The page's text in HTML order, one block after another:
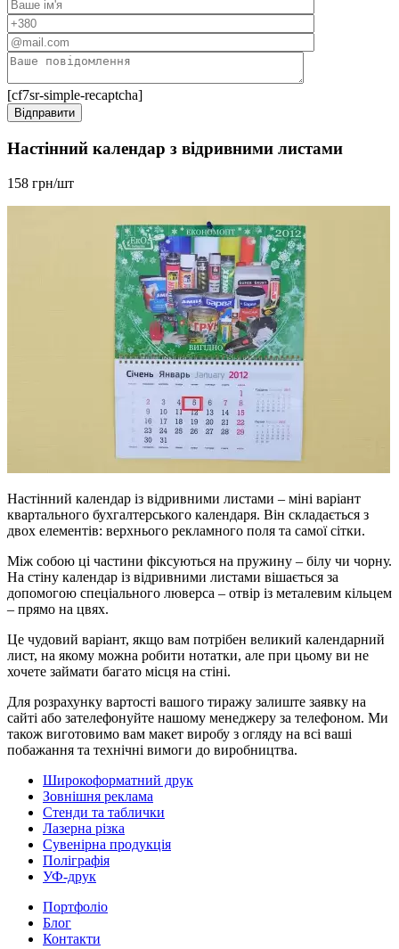
[cf7sr-simple-recaptcha]
Настінний календар з відривними листами
158 грн/шт
Настінний календар із відривними листами – міні варіант
квартального бухгалтерського календаря. Він складається з
двох елементів: верхнього рекламного поля та самої сітки.
Між собою ці частини фіксуються на пружину – білу чи чорну.
На стіну календар із відривними листами вішається за
допомогою спеціального люверса – отвір із металевим кільцем
– прямо на цвях.
Це чудовий варіант, якщо вам потрібен великий календарний
лист, на якому можна робити нотатки, але при цьому ви не
хочете займати багато місця на стіні.
Для розрахунку вартості вашого тиражу залиште заявку на
сайті або зателефонуйте нашому менеджеру за телефоном. Ми
також виготовимо вам макет виробу з огляду на всі ваші
побажання та технічні вимоги до виробництва.
Широкоформатний друк
Зовнішня реклама
Стенди та таблички
Лазерна різка
Сувенірна продукція
Поліграфія
УФ-друк
Портфоліо
Блог
Контакти